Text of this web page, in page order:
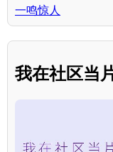
一鸣惊人
我在社区当